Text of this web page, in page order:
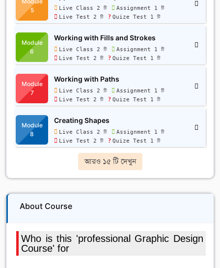
5
Live Class 2 টি
Assignment 1 টি
Live Test 2 টি
Quize Test 1 টি
Module
6
Working with Fills and Strokes
Live Class 2 টি
Assignment 1 টি
Live Test 2 টি
Quize Test 1 টি
Module
7
Working with Paths
Live Class 2 টি
Assignment 1 টি
Live Test 2 টি
Quize Test 1 টি
Module
8
Creating Shapes
Live Class 2 টি
Assignment 1 টি
Live Test 2 টি
Quize Test 1 টি
আরও ১৫ টি দেখুন
About Course
Who is this 'professional Graphic Design
Course' for